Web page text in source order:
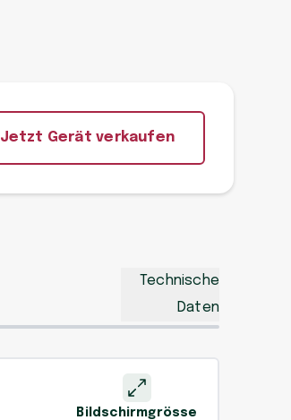
Jetzt Gerät verkaufen
Technische
Daten
Bildschirmgrösse